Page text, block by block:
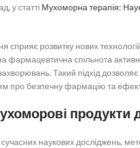
у статті Мухоморна терапія:
розвитку нових
фармацевтична спільнота
Такий підхід
про безпечну фармацію та
продукти
наукових досліджень,